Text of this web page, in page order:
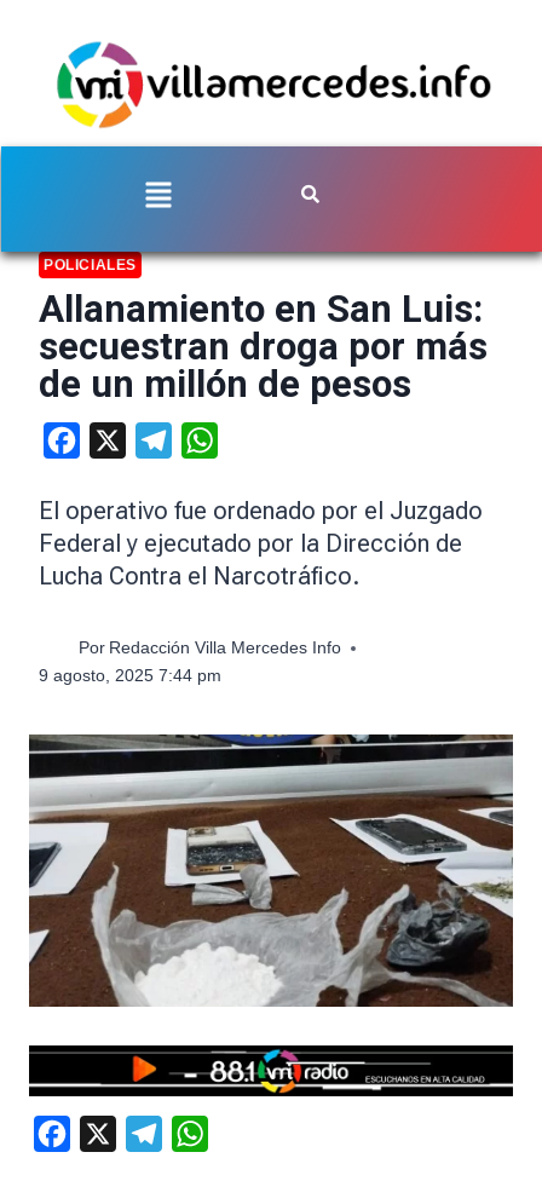
POLICIALES
Allanamiento en San Luis:
secuestran droga por más
de un millón de pesos
Facebook Telegram
El operativo fue ordenado por el Juzgado
Federal y ejecutado por la Dirección de
Lucha Contra el Narcotráfico.
Por Redacción Villa Mercedes Info
9 agosto, 2025 7:44 pm